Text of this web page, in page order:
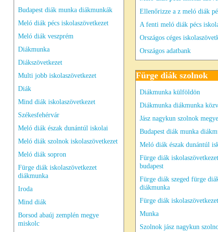
Budapest diák munka diákmunkák
Meló diák pécs iskolaszövetkezet
Meló diák veszprém
Diákmunka
Diákszövetkezet
Multi jobb iskolaszövetkezet
Diák
Mind diák iskolaszövetkezet
Székesfehérvár
Meló diák észak dunántúl iskolai
Meló diák szolnok iskolaszövetkezet
Meló diák sopron
Fürge diák iskolaszövetkezet
diákmunka
Iroda
Mind diák
Borsod abaúj zemplén megye
miskolc
Ellenőrizze a z meló diák
A fenti meló diák pécs
Országos céges
Országos adatbank
Fürge diák szolnok
Diákmunka külföldön
Diákmunka diákmunka
Jász nagykun szolnok
Budapest diák munka
Meló diák észak dunántúl
Fürge diák iskolaszövetkezet
budapest
Fürge diák szeged fürge
diákmunka
Fürge diák iskolaszövetkezet
Munka
Szolnok jász nagykun